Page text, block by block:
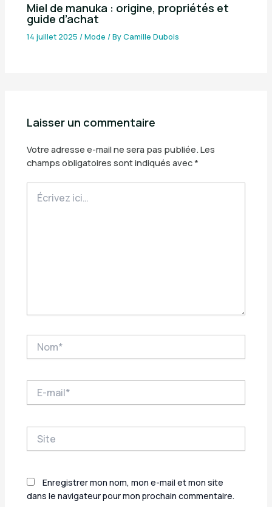
Miel de manuka : origine, propriétés et
guide d’achat
14 juillet 2025/Mode / ByCamille Dubois
Laisser un commentaire
Votre adresse e-mail ne sera pas publiée. Les
champs obligatoires sont indiqués avec *
ici…
mail*
Enregistrer mon nom, mon e-mail et mon site
dans le navigateur pour mon prochain commentaire.